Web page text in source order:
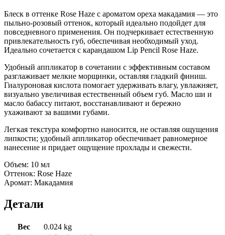
Блеск в оттенке Rose Haze с ароматом ореха макадамия — это
пыльно-розовый оттенок, который идеально подойдет для
повседневного применения. Он подчеркивает естественную
привлекательность губ, обеспечивая необходимый уход.
Идеально сочетается с карандашом Lip Pencil Rose Haze.
Удобный аппликатор в сочетании с эффективным составом
разглаживает мелкие морщинки, оставляя гладкий финиш.
Гиалуроновая кислота помогает удерживать влагу, увлажняет,
визуально увеличивая естественный объем губ. Масло ши и
масло бабассу питают, восстанавливают и бережно
ухаживают за вашими губами.
Легкая текстура комфортно наносится, не оставляя ощущения
липкости; удобный аппликатор обеспечивает равномерное
нанесение и придает ощущение прохлады и свежести.
Объем: 10 мл
Оттенок: Rose Haze
Аромат: Макадамия
Детали
Вес
0.024 kg